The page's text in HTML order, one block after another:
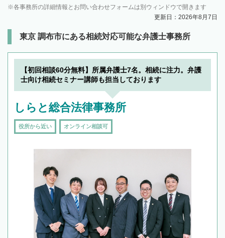
各事務所の詳細情報とお問い合わせフォームは別ウィンドウで開きます
更新日：2026年8月7日
東京 調布市にある相続対応可能な弁護士事務所
【初回相談60分無料】所属弁護士7名。相続に注力。弁護
士向け相続セミナー講師も担当しております
しらと総合法律事務所
役所から近い オンライン相談可